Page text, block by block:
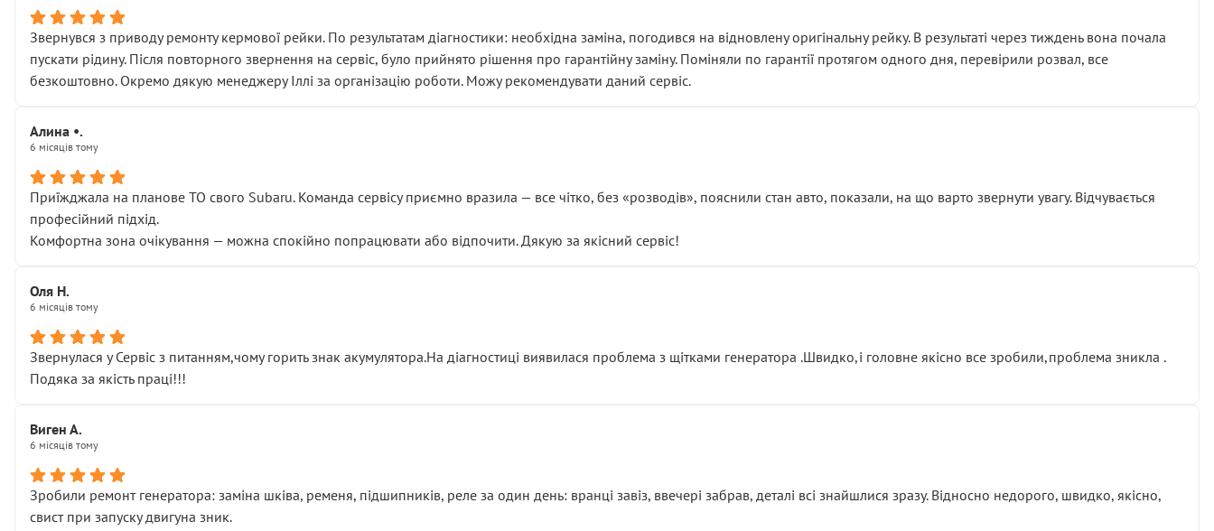
Звернувся з приводу ремонту кермової рейки. По результатам діагностики: необхідна заміна, погодився на відновлену оригінальну рейку. В результаті через тиждень вона почала
пускати рідину. Після повторного звернення на сервіс, було прийнято рішення про гарантійну заміну. Поміняли по гарантії протягом одного дня, перевірили розвал, все
безкоштовно. Окремо дякую менеджеру Іллі за організацію роботи. Можу рекомендувати даний сервіс.
Алина •.
6 місяців тому
Приїжджала на планове ТО свого Subaru. Команда сервісу приємно вразила — все чітко, без «розводів», пояснили стан авто, показали, на що варто звернути увагу. Відчувається
професійний підхід.
Комфортна зона очікування — можна спокійно попрацювати або відпочити. Дякую за якісний сервіс!
Оля Н.
6 місяців тому
Звернулася у Сервіс з питанням,чому горить знак акумулятора.На діагностиці виявилася проблема з щітками генератора .Швидко,і головне якісно все зробили,проблема зникла .
Подяка за якість праці!!!
Виген А.
6 місяців тому
Зробили ремонт генератора: заміна шківа, ременя, підшипників, реле за один день: вранці завіз, ввечері забрав, деталі всі знайшлися зразу. Відносно недорого, швидко, якісно,
свист при запуску двигуна зник.